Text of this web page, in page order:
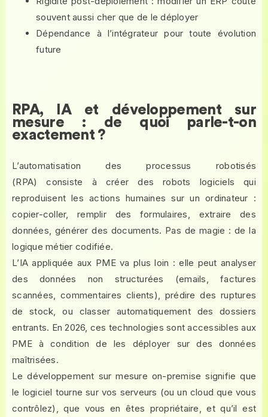
souvent aussi cher que de le déployer
Dépendance à l’intégrateur pour toute évolution
future
RPA, IA et développement sur
mesure : de quoi parle-t-on
exactement ?
L’automatisation des processus robotisés
(RPA) consiste à créer des robots logiciels qui
reproduisent les actions humaines sur un ordinateur :
copier-coller, remplir des formulaires, extraire des
données, générer des documents. Pas de magie : de la
logique métier codifiée.
L’IA appliquée aux PME va plus loin : elle peut analyser
des données non structurées (emails, factures
scannées, commentaires clients), prédire des ruptures
de stock, ou classer automatiquement des dossiers
entrants. En 2026, ces technologies sont accessibles aux
PME à condition de les déployer sur des données
maîtrisées.
Le développement sur mesure on-premise signifie que
le logiciel tourne sur vos serveurs (ou un cloud que vous
contrôlez), que vous en êtes propriétaire, et qu’il est